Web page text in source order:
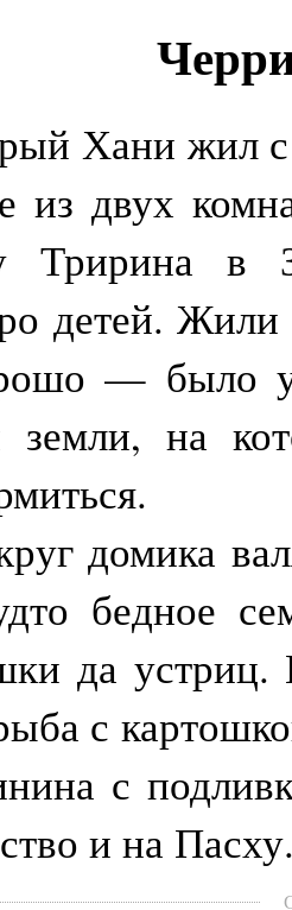
Хани жил с
из двух
Тририна в
детей.
— было у
земли, на
домика
бедное
да
с
с
и на